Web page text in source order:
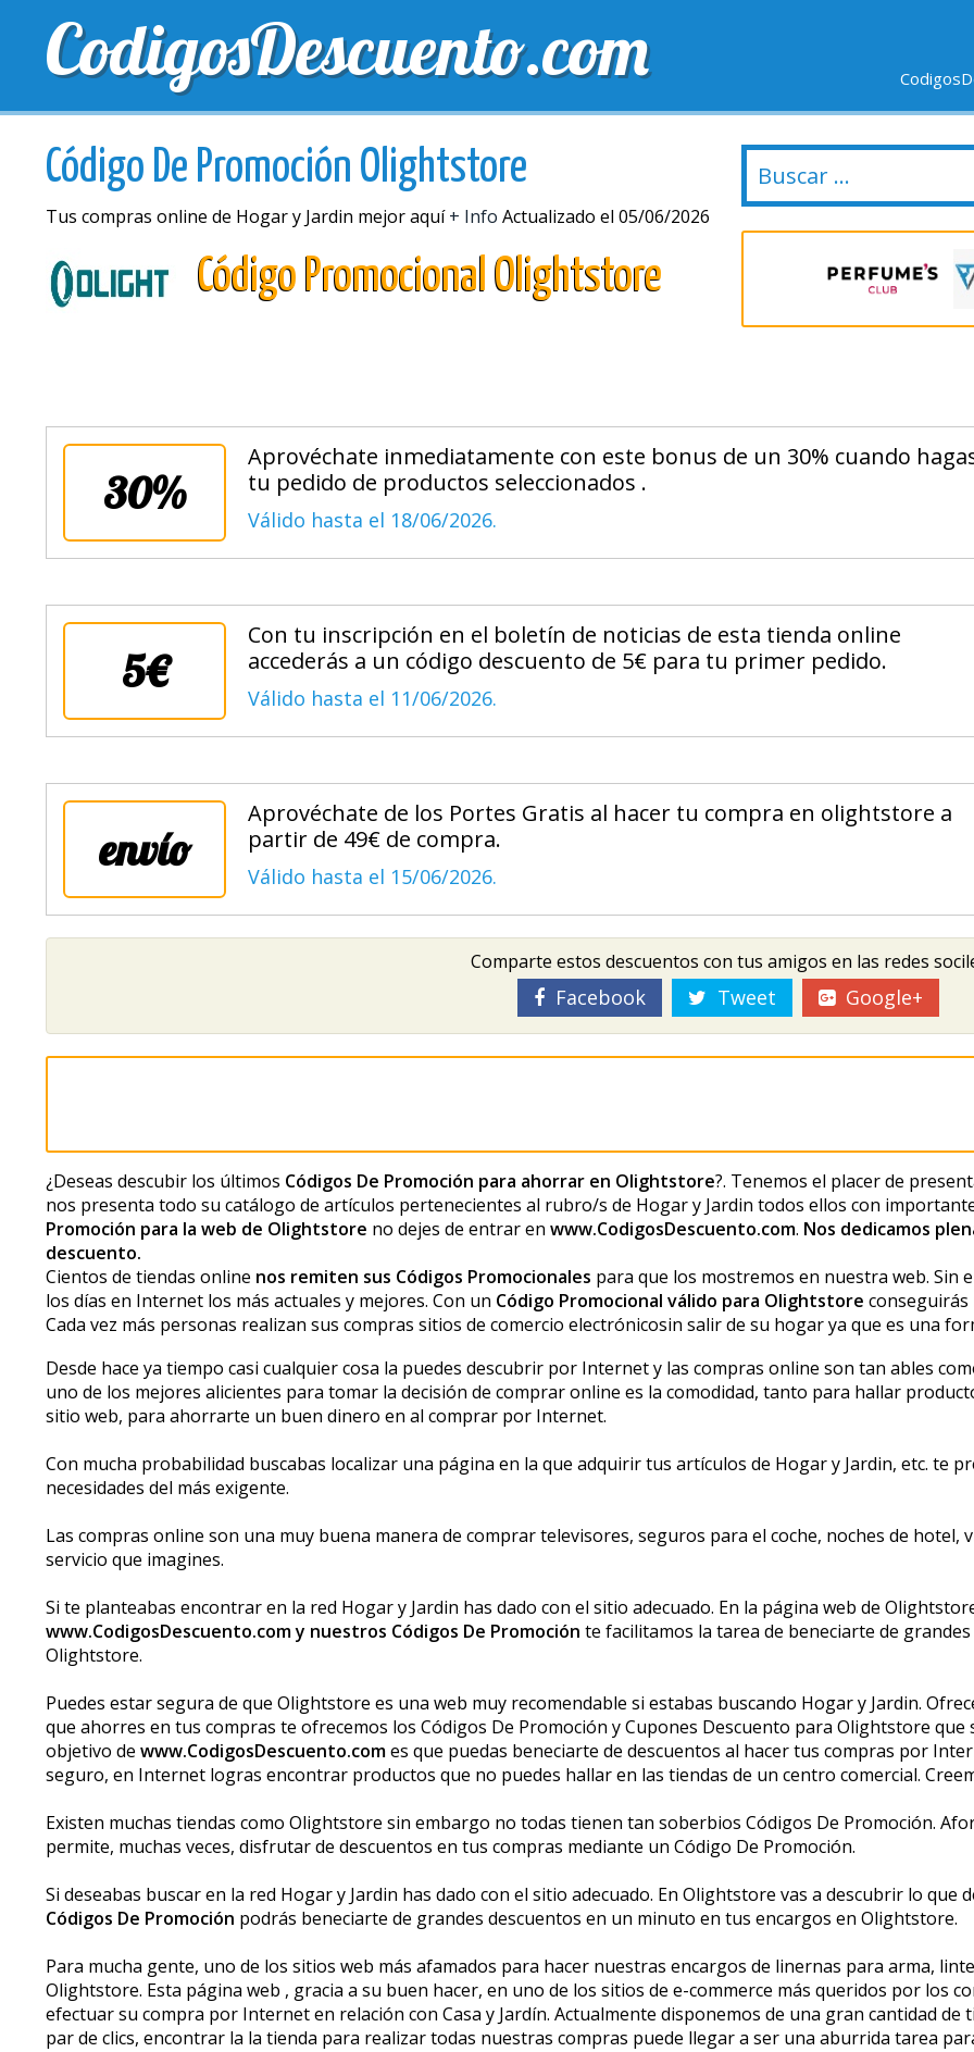
CodigosDescuento.com
MEJORES CUPONES CUPONES EXCLUSIVOS NUEVAS TIENDAS
Código De Promoción Olightstore
Tus compras online de Hogar y Jardin mejor aquí+ Info Actualizado el 05/06/2026
Código Promocional Olightstore
30%
Aprovéchate inmediatamente con este bonus de un 30% cuando
tu pedido de productos seleccionados .
Válido hasta el 18/06/2026.
5€
Con tu inscripción en el boletín de noticias de esta tienda online
accederás a un código descuento de 5€ para tu primer pedido.
Válido hasta el 11/06/2026.
envío
Aprovéchate de los Portes Gratis al hacer tu compra en olightstore a
partir de 49€ de compra.
Válido hasta el 15/06/2026.
Comparte estos descuentos con tus amigos en las redes
Facebook Tweet Google+
¿Deseas descubir los últimos Códigos De Promoción para ahorrar en Olightstore?. Tenemos el placer de
nos presenta todo su catálogo de artículos pertenecientes al rubro/s de Hogar y Jardin todos ellos con
Promoción para la web de Olightstore no dejes de entrar en www.CodigosDescuento.com. Nos dedicamos
descuento.
Cientos de tiendas online nos remiten sus Códigos Promocionales para que los mostremos en nuestra web.
los días en Internet los más actuales y mejores. Con un Código Promocional válido para Olightstore conseguirás
Cada vez más personas realizan sus compras sitios de comercio electrónicosin salir de su hogar ya que es una
Desde hace ya tiempo casi cualquier cosa la puedes descubrir por Internet y las compras online son tan fiables
uno de los mejores alicientes para tomar la decisión de comprar online es la comodidad, tanto para hallar
sitio web, para ahorrarte un buen dinero en al comprar por Internet.
Con mucha probabilidad buscabas localizar una página en la que adquirir tus artículos de Hogar y Jardin, etc. te
necesidades del más exigente.
Las compras online son una muy buena manera de comprar televisores, seguros para el coche, noches de
servicio que imagines.
Si te planteabas encontrar en la red Hogar y Jardin has dado con el sitio adecuado. En la página web de
www.CodigosDescuento.com y nuestros Códigos De Promoción te facilitamos la tarea de beneficiarte de
Olightstore.
Puedes estar segura de que Olightstore es una web muy recomendable si estabas buscando Hogar y Jardin.
que ahorres en tus compras te ofrecemos los Códigos De Promoción y Cupones Descuento para Olightstore
objetivo de www.CodigosDescuento.comes que puedas beneficiarte de descuentos al hacer tus compras por
seguro, en Internet logras encontrar productos que no puedes hallar en las tiendas de un centro comercial.
Existen muchas tiendas como Olightstore sin embargo no todas tienen tan soberbios Códigos De Promoción.
permite, muchas veces, disfrutar de descuentos en tus compras mediante un Código De Promoción.
Si deseabas buscar en la red Hogar y Jardin has dado con el sitio adecuado. En Olightstore vas a descubrir lo que
Códigos De Promoción podrás beneficiarte de grandes descuentos en un minuto en tus encargos en Olightstore.
Para mucha gente, uno de los sitios web más afamados para hacer nuestras encargos de linernas para arma,
Olightstore. Esta página web , gracia a su buen hacer, en uno de los sitios de e-commerce más queridos por los
efectuar su compra por Internet en relación con Casa y Jardín. Actualmente disponemos de una gran cantidad
par de clics, encontrar la la tienda para realizar todas nuestras compras puede llegar a ser una aburrida tarea